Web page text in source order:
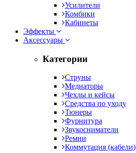
Усилители
Комбики
Кабинеты
Эффекты
Аксессуары
Категории
Струны
Медиаторы
Чехлы и кейсы
Средства по уходу
Тюнеры
Фурнитура
Звукосниматели
Ремни
Коммутация (кабели)